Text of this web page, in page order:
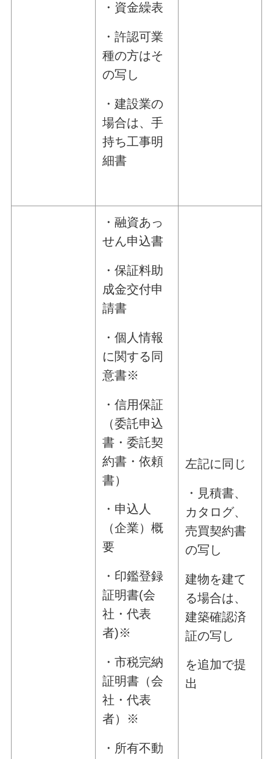
・資金繰表
・許認可業
種の方はそ
の写し
・建設業の
場合は、手
持ち工事明
細書
・融資あっ
せん申込書
・保証料助
成金交付申
請書
・個人情報
に関する同
意書※
・信用保証
（委託申込
書・委託契
約書・依頼
書）
・申込人
（企業）概
要
・印鑑登録
証明書(会
社・代表
者)※
・市税完納
証明書（会
社・代表
者）※
・所有不動
左記に同じ
・見積書、
カタログ、
売買契約書
の写し
建物を建て
る場合は、
建築確認済
証の写し
を追加で提
出